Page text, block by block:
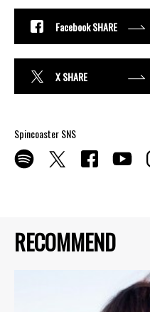
RECOMMEND
Facebook SHARE
X SHARE
Spincoaster SNS